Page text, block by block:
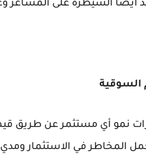
أيضًا السيطرة على المشاعر
نمو أي مستثمر عن طريق
المخاطر في الاستثمار ومدي